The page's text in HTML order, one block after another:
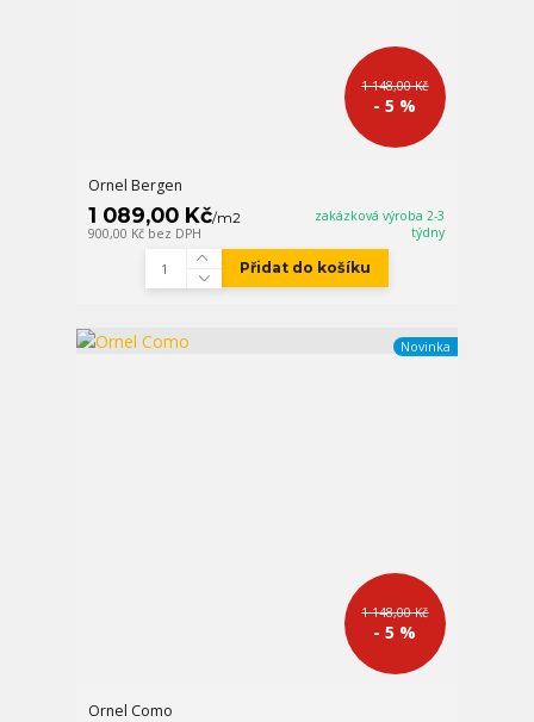
1 148,00 Kč
- 5 %
Ornel Bergen
1 089,00 Kč/m2
900,00 Kč bez DPH
zakázková výroba 2-3
týdny
Přidat do košíku
Novinka
1 148,00 Kč
- 5 %
Ornel Como